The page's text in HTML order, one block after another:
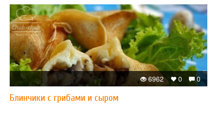
0
0
6962
Блинчики с грибами и сыром